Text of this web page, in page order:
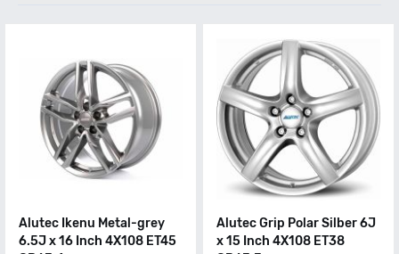
Alutec Ikenu Metal-grey
6.5J x 16 Inch 4X108 ET45
Alutec Grip Polar Silber 6J
x 15 Inch 4X108 ET38